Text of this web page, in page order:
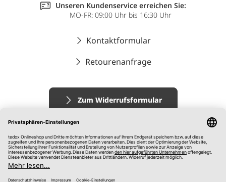
Unseren Kundenservice erreichen Sie:
MO-FR: 09:00 Uhr bis 16:30 Uhr
Kontaktformular
Retourenanfrage
Zum Widerrufsformular
Impressum
AGB
Datenschutz